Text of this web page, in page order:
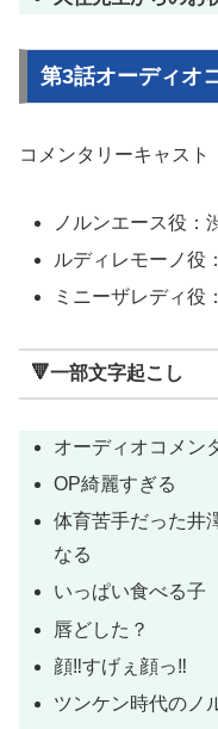
第3話オーディオ
コメンタリーキャスト
ノルンエース役：
ルディレモーノ役
ミニーザレディ役
🔻一部文字起こし
オーディオコメン
OP綺麗すぎる
体育苦手だった井
なる
いっぱい食べる子
唇どした？
顔‼️すげぇ顔っ‼️
ツンケン時代のノ